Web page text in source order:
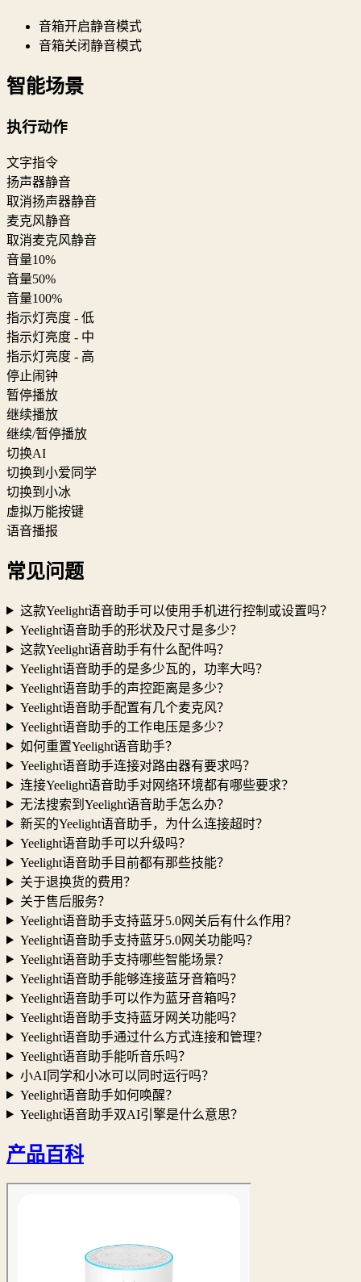
音箱开启静音模式
音箱关闭静音模式
智能场景
执行动作
文字指令
扬声器静音
取消扬声器静音
麦克风静音
取消麦克风静音
音量10%
音量50%
音量100%
指示灯亮度 - 低
指示灯亮度 - 中
指示灯亮度 - 高
停止闹钟
暂停播放
继续播放
继续/暂停播放
切换AI
切换到小爱同学
切换到小冰
虚拟万能按键
语音播报
常见问题
这款Yeelight语音助手可以使用手机进行控制或设置吗？
Yeelight语音助手的形状及尺寸是多少？
这款Yeelight语音助手有什么配件吗？
Yeelight语音助手的是多少瓦的，功率大吗？
Yeelight语音助手的声控距离是多少？
Yeelight语音助手配置有几个麦克风？
Yeelight语音助手的工作电压是多少？
如何重置Yeelight语音助手？
Yeelight语音助手连接对路由器有要求吗？
连接Yeelight语音助手对网络环境都有哪些要求？
无法搜索到Yeelight语音助手怎么办？
新买的Yeelight语音助手，为什么连接超时？
Yeelight语音助手可以升级吗？
Yeelight语音助手目前都有那些技能？
关于退换货的费用？
关于售后服务？
Yeelight语音助手支持蓝牙5.0网关后有什么作用？
Yeelight语音助手支持蓝牙5.0网关功能吗？
Yeelight语音助手支持哪些智能场景？
Yeelight语音助手能够连接蓝牙音箱吗？
Yeelight语音助手可以作为蓝牙音箱吗？
Yeelight语音助手支持蓝牙网关功能吗？
Yeelight语音助手通过什么方式连接和管理？
Yeelight语音助手能听音乐吗？
小AI同学和小冰可以同时运行吗？
Yeelight语音助手如何唤醒？
Yeelight语音助手双AI引擎是什么意思？
产品百科